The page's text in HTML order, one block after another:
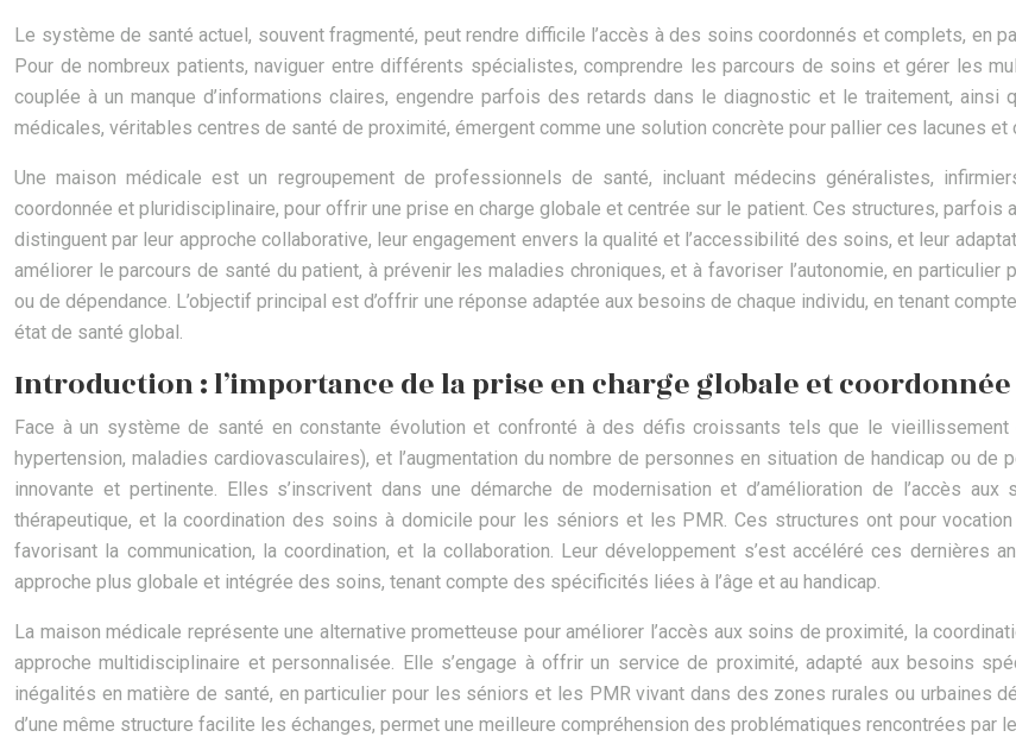
Le système de santé actuel, souvent fragmenté, peut rendre difficile l’accès à des soins coordonnés et complets, en
Pour de nombreux patients, naviguer entre différents spécialistes, comprendre les parcours de soins et gérer les
couplée à un manque d’informations claires, engendre parfois des retards dans le diagnostic et le traitement, ainsi
médicales, véritables centres de santé de proximité, émergent comme une solution concrète pour pallier ces lacunes
Une maison médicale est un regroupement de professionnels de santé, incluant médecins généralistes,
coordonnée et pluridisciplinaire, pour offrir une prise en charge globale et centrée sur le patient. Ces structures,
distinguent par leur approche collaborative, leur engagement envers la qualité et l’accessibilité des soins, et leur
améliorer le parcours de santé du patient, à prévenir les maladies chroniques, et à favoriser l’autonomie, en
ou de dépendance. L’objectif principal est d’offrir une réponse adaptée aux besoins de chaque individu, en tenant
état de santé global.
Introduction : l’importance de la prise en charge globale et coordonnée
Face à un système de santé en constante évolution et confronté à des défis croissants tels que le vieillissement
hypertension, maladies cardiovasculaires), et l’augmentation du nombre de personnes en situation de handicap ou
innovante et pertinente. Elles s’inscrivent dans une démarche de modernisation et d’amélioration de l’accès
thérapeutique, et la coordination des soins à domicile pour les séniors et les PMR. Ces structures ont pour
favorisant la communication, la coordination, et la collaboration. Leur développement s’est accéléré ces dernières
approche plus globale et intégrée des soins, tenant compte des spécificités liées à l’âge et au handicap.
La maison médicale représente une alternative prometteuse pour améliorer l’accès aux soins de proximité, la
approche multidisciplinaire et personnalisée. Elle s’engage à offrir un service de proximité, adapté aux besoins
inégalités en matière de santé, en particulier pour les séniors et les PMR vivant dans des zones rurales ou urbaines
d’une même structure facilite les échanges, permet une meilleure compréhension des problématiques rencontrées par